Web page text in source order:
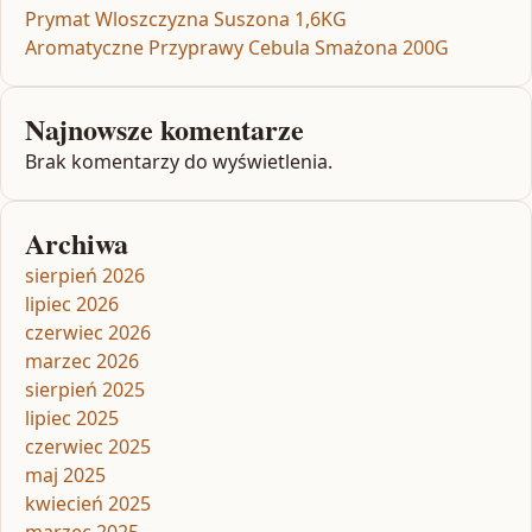
Prymat Wloszczyzna Suszona 1,6KG
Aromatyczne Przyprawy Cebula Smażona 200G
Najnowsze komentarze
Brak komentarzy do wyświetlenia.
Archiwa
sierpień 2026
lipiec 2026
czerwiec 2026
marzec 2026
sierpień 2025
lipiec 2025
czerwiec 2025
maj 2025
kwiecień 2025